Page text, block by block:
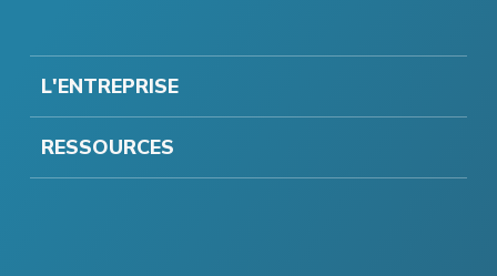
L'ENTREPRISE
RESSOURCES